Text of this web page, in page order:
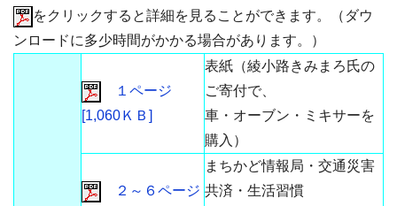
をクリックすると詳細を見ることができます。（ダウ
ンロードに多少時間がかかる場合があります。）
１ページ
[1,060ＫＢ]
表紙（綾小路きみまろ氏の
ご寄付で、
車・オーブン・ミキサーを
購入）
２～６ページ
まちかど情報局・交通災害
共済・生活習慣